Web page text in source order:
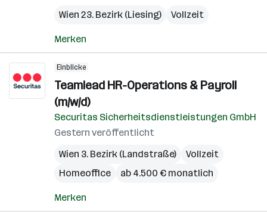
Wien 23. Bezirk (Liesing)
Vollzeit
Merken
Einblicke
Teamlead HR-Operations & Payroll
(m/w/d)
Securitas Sicherheitsdienstleistungen GmbH
Gestern veröffentlicht
Wien 3. Bezirk (Landstraße)
Vollzeit
Homeoffice
ab 4.500 € monatlich
Merken